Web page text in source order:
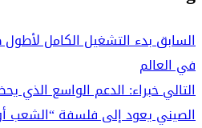
السابقبدء التشغيل الكامل لأطول
في العالم
التاليخبراء: الدعم الواسع الذي
الصيني يعود إلى فلسفة “الشعب